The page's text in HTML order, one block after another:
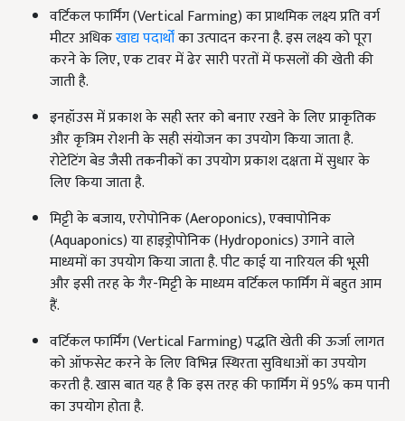
वर्टिकल फार्मिंग (Vertical Farming) का प्राथमिक लक्ष्य प्रति वर्ग
मीटर अधिकखाद्य पदार्थोंका उत्पादन करना है. इस लक्ष्य को पूरा
करने के लिए, एक टावर में ढेर सारी परतों में फसलों की खेती की
जाती है.
इनहॉउस में प्रकाश के सही स्तर को बनाए रखने के लिए प्राकृतिक
और कृत्रिम रोशनी के सही संयोजन का उपयोग किया जाता है.
रोटेटिंग बेड जैसी तकनीकों का उपयोग प्रकाश दक्षता में सुधार के
लिए किया जाता है.
मिट्टी के बजाय, एरोपोनिक (Aeroponics), एक्वापोनिक
(Aquaponics) या हाइड्रोपोनिक (Hydroponics) उगाने वाले
माध्यमों का उपयोग किया जाता है. पीट काई या नारियल की भूसी
और इसी तरह के गैर-मिट्टी के माध्यम वर्टिकल फार्मिंग में बहुत आम
हैं.
वर्टिकल फार्मिंग (Vertical Farming) पद्धति खेती की ऊर्जा लागत
को ऑफसेट करने के लिए विभिन्न स्थिरता सुविधाओं का उपयोग
करती है. खास बात यह है कि इस तरह की फार्मिंग में 95% कम पानी
का उपयोग होता है.